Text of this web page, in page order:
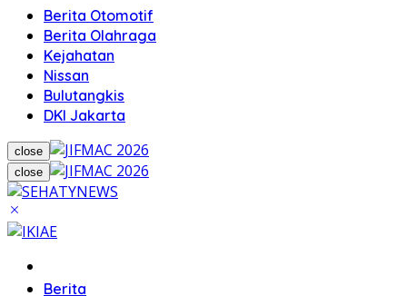
Berita Otomotif
Berita Olahraga
Kejahatan
Nissan
Bulutangkis
DKI Jakarta
close
close
Berita